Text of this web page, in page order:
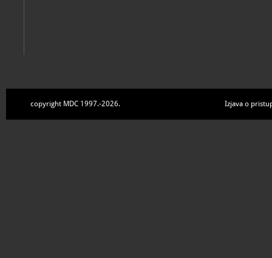
copyright MDC 1997.-2026. Izjava o